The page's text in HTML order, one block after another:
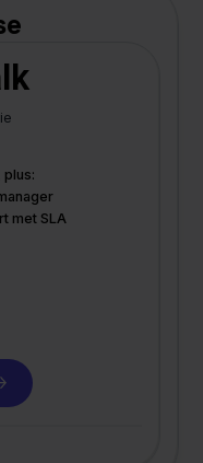
plus:
met SLA